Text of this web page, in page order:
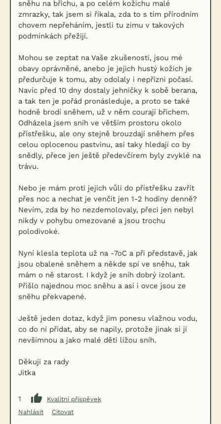
sněhu na břichu, a po celém kožichu malé
zmrazky, tak jsem si říkala, zda to s tím přírodním
chovem nepřeháním, jestli tu zimu v takových
podmínkách přežijí.
Mohou se zeptat na Vaše zkušenosti, jsou mé
obavy oprávněné, anebo je jejich hustý kožich je
předurčuje k tomu, aby odolaly i nepřízni počasí.
Navíc před 10 dny dostaly jehničky k sobě berana,
a tak ten je pořád pronásleduje, a proto se také
hodně brodí sněhem, už v něm courají břichem.
Odházela jsem sníh ve větším prostoru okolo
přístřešku, ale ony stejně brouzdají sněhem přes
celou oplocenou pastvinu, asi taky hledají co by
snědly, přece jen ještě předevčírem byly zvyklé na
trávu.
Nebo je mám proti jejich vůli do přístřešku zavřít
přes noc a nechat je venčit jen 1-2 hodiny denně?
Nevím, zda by ho nezdemolovaly, přeci jen nebyl
nikdy v pohybu omezované a jsou trochu
polodivoké.
Nyní klesla teplota už na -7oC a při představě, jak
jsou obalené sněhem a někde spí ve sněhu, tak
mám o ně starost. I když je sníh dobrý izolant.
Přišlo najednou moc sněhu a asi i ovce jsou ze
sněhu překvapené.
Ještě jeden dotaz, když jim ponesu vlažnou vodu,
co do ní přidat, aby se napily, protože jinak si jí
nevšimnou a jako malé děti lížou sníh.
Děkuji za rady
Jitka
1
Kvalitní příspěvek
Nahlásit
Citovat